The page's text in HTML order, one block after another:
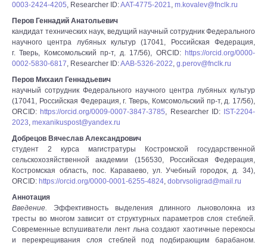
0003-2424-4205, Researcher ID:AAT-4775-2021, m.kovalev@fnclk.ru
Перов Геннадий Анатольевич
кандидат технических наук, ведущий научный сотрудник Федерального
научного центра лубяных культур (17041, Российская Федерация,
г. Тверь, Комсомольский пр-т, д. 17/56), ORCID: https://orcid.org/0000-
0002-5830-6817, Researcher ID:AAB-5326-2022, g.perov@fnclk.ru
Перов Михаил Геннадьевич
научный сотрудник Федерального научного центра лубяных культур
(17041, Российская Федерация, г. Тверь, Комсомольский пр-т, д. 17/56),
ORCID: https://orcid.org/0009-0007-3847-3785, Researcher ID: IST-2204-
2023, mexanikuspost@yandex.ru
Добрецов Вячеслав Александрович
студент 2 курса магистратуры Костромской государственной
сельскохозяйственной академии (156530, Российская Федерация,
Костромская область, пос. Караваево, ул. Учебный городок, д. 34),
ORCID: https://orcid.org/0000-0001-6255-4824, dobrvsoligrad@mail.ru
Аннотация
Введение. Эффективность выделения длинного льноволокна из
тресты во многом зависит от структурных параметров слоя стеблей.
Современные вспушиватели лент льна создают хаотичные перекосы
и перекрещивания слоя стеблей под подбирающим барабаном.